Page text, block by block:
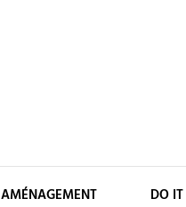
AMÉNAGEMENT DO